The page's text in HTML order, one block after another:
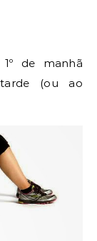
de manhã
(ou ao